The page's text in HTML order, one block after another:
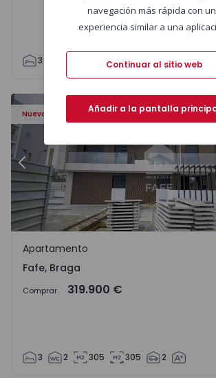
3 305 2
Nuevo
Anterior
Fafe, Braga
Apartamento
Fafe, Braga
Comprar 319.900 €
3 2 305 305 2
navegación más rápida con
experiencia similar a una
Continuar al sitio web
Añadir a la pantalla